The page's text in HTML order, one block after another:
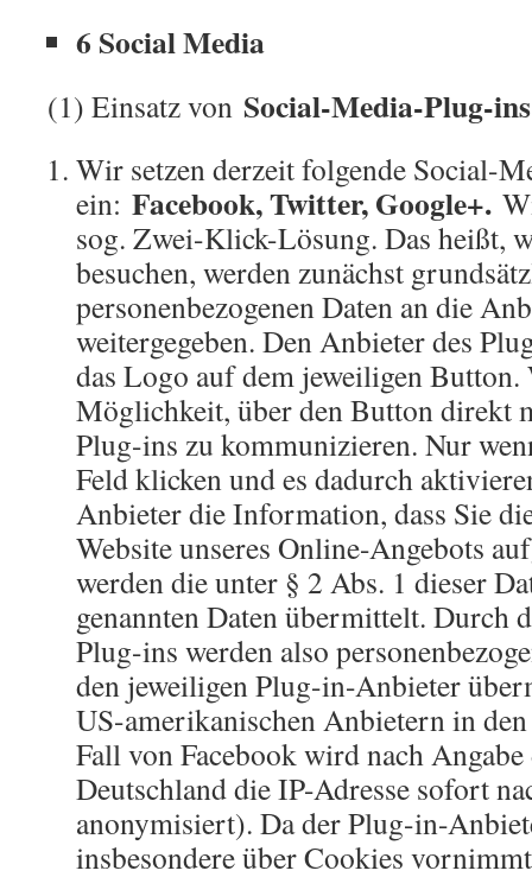
6 Social Media
(1) Einsatz von Social-Media-Plug-ins
Wir setzen derzeit folgende Social-
ein: Facebook, Twitter, Google+.
sog. Zwei-Klick-Lösung. Das heißt,
besuchen, werden zunächst
personenbezogenen Daten an die
weitergegeben. Den Anbieter des
das Logo auf dem jeweiligen
Möglichkeit, über den Button direkt
Plug-ins zu kommunizieren. Nur
Feld klicken und es dadurch
Anbieter die Information, dass Sie
Website unseres Online-Angebots
werden die unter § 2 Abs. 1 dieser
genannten Daten übermittelt. Durch
Plug-ins werden also
den jeweiligen Plug-in-Anbieter
US-amerikanischen Anbietern in
Fall von Facebook wird nach
Deutschland die IP-Adresse sofort
anonymisiert). Da der Plug-in-
insbesondere über Cookies